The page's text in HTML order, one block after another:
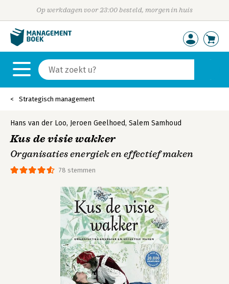
Op werkdagen voor 23:00 besteld, morgen in huis
Strategisch management
78 stemmen
Hans van der Loo, Jeroen Geelhoed, Salem Samhoud
Kus de visie wakker
Organisaties energiek en effectief maken